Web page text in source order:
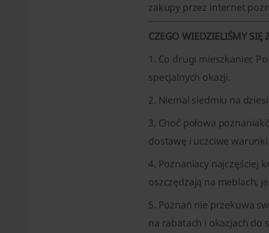
zakupy przez internet
CZEGO WIEDZIELIŚMY SIĘ
1. Co drugi mieszkaniec
specjalnych okazji.
2. Niemal siedmiu na
3. Choć połowa
dostawę i uczciwe
4. Poznaniacy najczęściej
oszczędzają na meblach,
5. Poznań nie przekuwa
na rabatach i okazjach do